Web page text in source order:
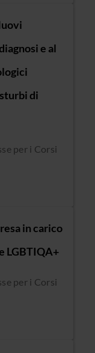
e al
di
per i Corsi
in carico
LGBTIQA+
per i Corsi